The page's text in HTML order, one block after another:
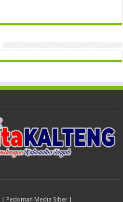
Pedoman Media Siber